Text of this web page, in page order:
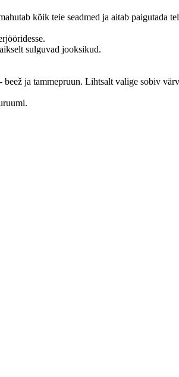
kõik teie seadmed ja aitab paigutada
sulguvad jooksikud.
ja tammepruun. Lihtsalt valige sobiv